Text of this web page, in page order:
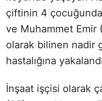
çiftinin 4
ve Muhammet Emir
olarak bilinen nadir
hastalığına
İnşaat işçisi olarak